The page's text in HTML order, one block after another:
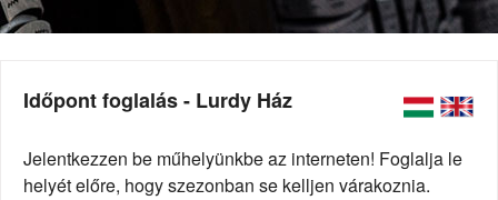
Időpont foglalás - Lurdy Ház
Jelentkezzen be műhelyünkbe az interneten! Foglalja le
helyét előre, hogy szezonban se kelljen várakoznia.